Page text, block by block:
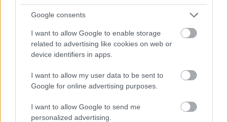
Google consents
I want to allow Google to enable storage
related to advertising like cookies on web or
device identifiers in apps.
I want to allow my user data to be sent to
Google for online advertising purposes.
I want to allow Google to send me
personalized advertising.
ΜΠΕΙΤΕ ΣΤΗ ΣΥΖΗΤΗΣΗ
Loading...